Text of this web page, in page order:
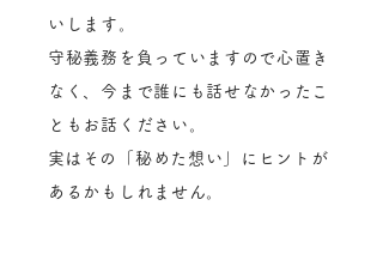
いします。
守秘義務を負っていますので心置き
なく、今まで誰にも話せなかったこ
ともお話ください。
​実はその「秘めた想い」にヒントが
あるかもしれません。